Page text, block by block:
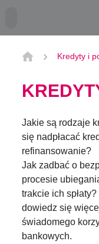
Kredyty i
Jakie są rodzaje
się nadpłacać
refinansowanie?
Jak zadbać o
procesie
trakcie ich
dowiedz się
świadomego
bankowych.